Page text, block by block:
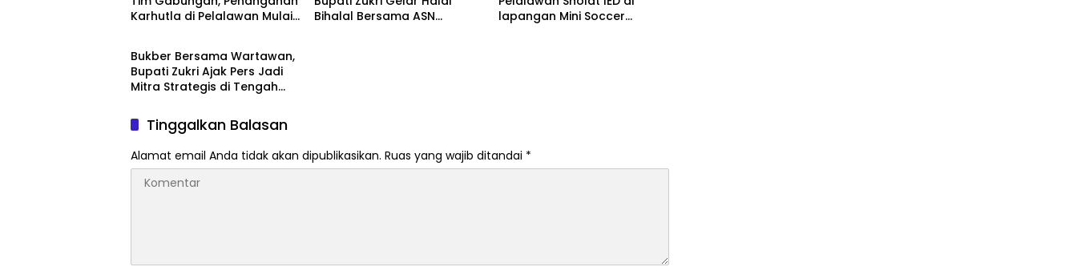
Karhutla di Pelalawan Mulai
Bihalal Bersama ASN
lapangan Mini Soccer
Berita
Bukber Bersama Wartawan,
Bupati Zukri Ajak Pers Jadi
Mitra Strategis di Tengah
DaerahTinggalkan Balasan
Alamat email Anda tidak akan dipublikasikan. Ruas yang wajib ditandai *